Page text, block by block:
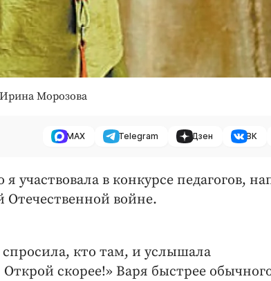
Морозова
MAX Telegram Дзен ВК
участвовала в конкурсе педагогов,
Отечественной войне.
кто там, и услышала
скорее!» Варя быстрее